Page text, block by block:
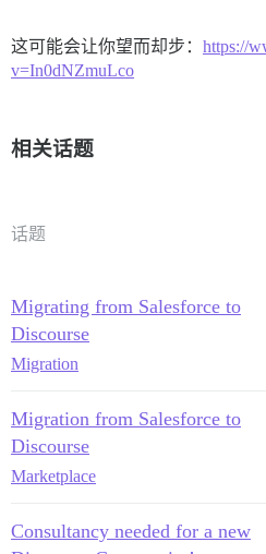
这可能会让你望而却步： https://
v=In0dNZmuLco
相关话题
话题
Migrating from Salesforce to
Discourse
Migration
Migration from Salesforce to
Discourse
Marketplace
Consultancy needed for a new